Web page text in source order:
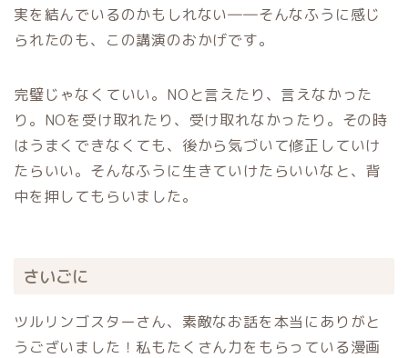
実を結んでいるのかもしれない――そんなふうに感じ
られたのも、この講演のおかげです。
完璧じゃなくていい。NOと言えたり、言えなかった
り。NOを受け取れたり、受け取れなかったり。その時
はうまくできなくても、後から気づいて修正していけ
たらいい。そんなふうに生きていけたらいいなと、背
中を押してもらいました。
さいごに
ツルリンゴスターさん、素敵なお話を本当にありがと
うございました！私もたくさん力をもらっている漫画